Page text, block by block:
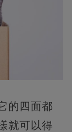
的四面都
就可以得